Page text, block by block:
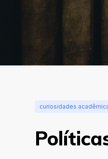
curiosidades